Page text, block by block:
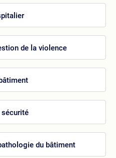
de la violence
sécurité
du bâtiment